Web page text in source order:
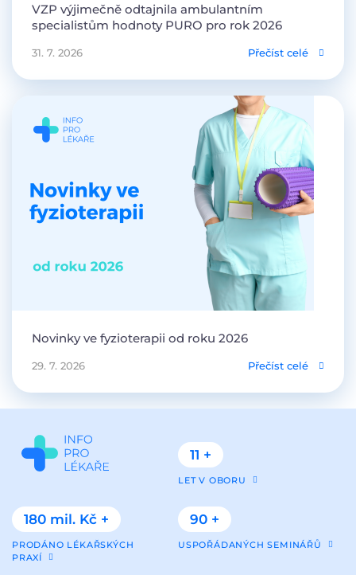
VZP výjimečně odtajnila ambulantním
specialistům hodnoty PURO pro rok 2026
31. 7. 2026 Přečíst celé
Novinky ve fyzioterapii od roku 2026
29. 7. 2026 Přečíst celé
11 +
LET V OBORU
180 mil. Kč +
PRODÁNO LÉKAŘSKÝCH
PRAXÍ
90 +
USPOŘÁDANÝCH SEMINÁŘŮ